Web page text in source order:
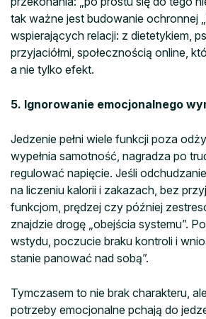
tak ważne jest budowanie ochronnej
wspierających relacji: z dietetykiem,
przyjaciółmi, społecznością online,
a nie tylko efekt.
5. Ignorowanie emocjonalnego
Jedzenie pełni wiele funkcji poza
wypełnia samotność, nagradza po
regulować napięcie. Jeśli
na liczeniu kalorii i zakazach, bez
funkcjom, prędzej czy później
znajdzie drogę „obejścia systemu”.
wstydu, poczucie braku kontroli i
stanie panować nad sobą”.
Tymczasem to nie brak charakteru,
potrzeby emocjonalne pchają do